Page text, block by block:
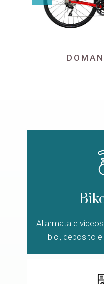
Allarmata e
bici, deposito